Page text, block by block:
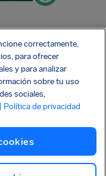
GRATIS
Imprint
correctamente,
para ofrecer
y para analizar
sobre tu uso
sociales,
| Política de privacidad